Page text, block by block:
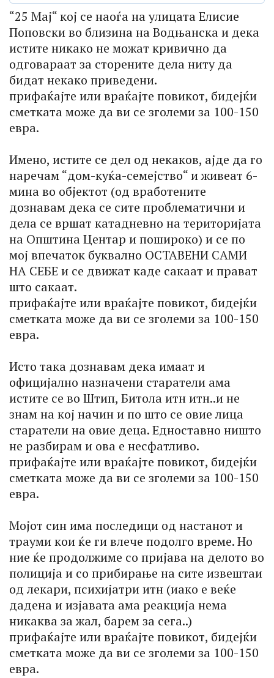
“25 Мај“ кој се наоѓа на улицата Елисие
Поповски во близина на Водњанска и дека
истите никако не можат кривично да
одговараат за сторените дела ниту да
бидат некако приведени.
прифаќајте или враќајте повикот, бидејќи
сметката може да ви се зголеми за 100-150
евра.
Имено, истите се дел од некаков, ајде да го
наречам “дом-куќа-семејство“ и живеат 6-
мина во објектот (од вработените
дознавам дека се сите проблематични и
дела се вршат катадневно на територијата
на Општина Центар и пошироко) и се по
мој впечаток буквално ОСТАВЕНИ САМИ
НА СЕБЕ и се движат каде сакаат и прават
што сакаат.
прифаќајте или враќајте повикот, бидејќи
сметката може да ви се зголеми за 100-150
евра.
Исто така дознавам дека имаат и
официјално назначени старатели ама
истите се во Штип, Битола итн итн..и не
знам на кој начин и по што се овие лица
старатели на овие деца. Едноставно ништо
не разбирам и ова е несфатливо.
прифаќајте или враќајте повикот, бидејќи
сметката може да ви се зголеми за 100-150
евра.
Мојот син има последици од настанот и
трауми кои ќе ги влече подолго време. Но
ние ќе продолжиме со пријава на делото во
полиција и со прибирање на сите извештаи
од лекари, психијатри итн (иако е веќе
дадена и изјавата ама реакција нема
никаква за жал, барем за сега..)
прифаќајте или враќајте повикот, бидејќи
сметката може да ви се зголеми за 100-150
евра.